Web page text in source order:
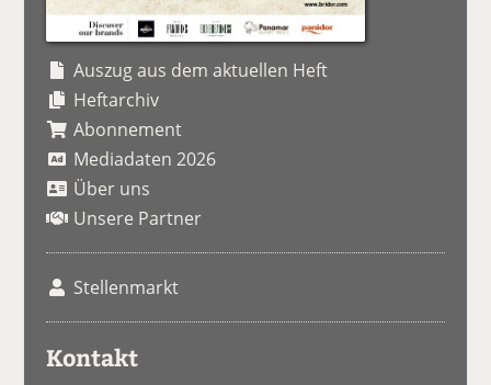
Auszug aus dem aktuellen Heft
Heftarchiv
Abonnement
Mediadaten 2026
Über uns
Unsere Partner
Stellenmarkt
Kontakt